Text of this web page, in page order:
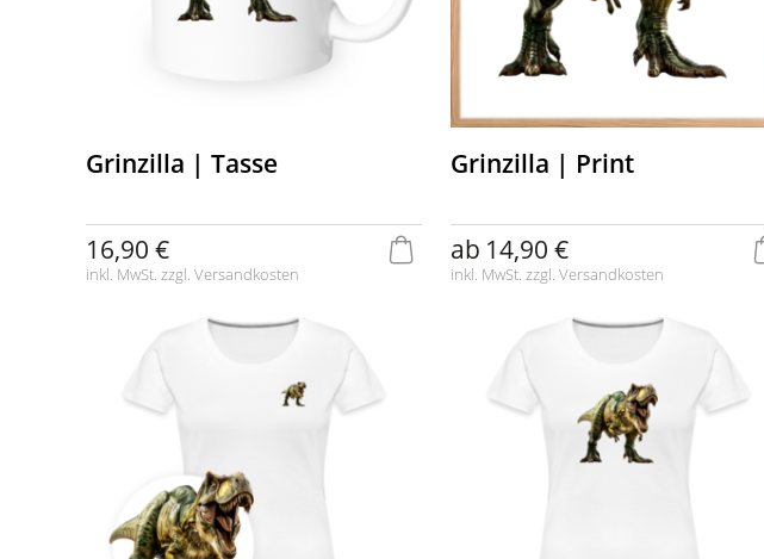
Grinzilla | Tasse
16,90 €
inkl. MwSt. zzgl. Versandkosten
Grinzilla | Print
ab 14,90 €
inkl. MwSt. zzgl. Versandkosten